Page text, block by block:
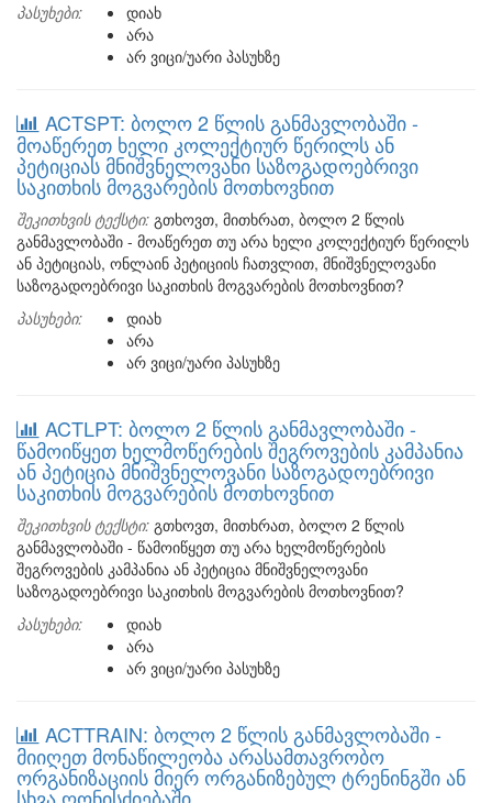
პასუხები:
დიახ
არა
არ ვიცი/უარი პასუხზე
ACTSPT: ბოლო 2 წლის განმავლობაში -
მოაწერეთ ხელი კოლექტიურ წერილს ან
პეტიციას მნიშვნელოვანი საზოგადოებრივი
საკითხის მოგვარების მოთხოვნით
შეკითხვის ტექსტი: გთხოვთ, მითხრათ, ბოლო 2 წლის
განმავლობაში - მოაწერეთ თუ არა ხელი კოლექტიურ წერილს
ან პეტიციას, ონლაინ პეტიციის ჩათვლით, მნიშვნელოვანი
საზოგადოებრივი საკითხის მოგვარების მოთხოვნით?
პასუხები:
დიახ
არა
არ ვიცი/უარი პასუხზე
ACTLPT: ბოლო 2 წლის განმავლობაში -
წამოიწყეთ ხელმოწერების შეგროვების კამპანია
ან პეტიცია მნიშვნელოვანი საზოგადოებრივი
საკითხის მოგვარების მოთხოვნით
შეკითხვის ტექსტი: გთხოვთ, მითხრათ, ბოლო 2 წლის
განმავლობაში - წამოიწყეთ თუ არა ხელმოწერების
შეგროვების კამპანია ან პეტიცია მნიშვნელოვანი
საზოგადოებრივი საკითხის მოგვარების მოთხოვნით?
პასუხები:
დიახ
არა
არ ვიცი/უარი პასუხზე
ACTTRAIN: ბოლო 2 წლის განმავლობაში -
მიიღეთ მონაწილეობა არასამთავრობო
ორგანიზაციის მიერ ორგანიზებულ ტრენინგში ან